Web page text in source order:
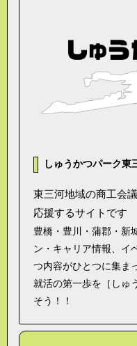
しゅうかつパーク東
東三河地域の商工会
応援するサイトです
豊橋・豊川・蒲郡・新
ン・キャリア情報、イ
つ内容がひとつに集ま
就活の第一歩を［しゅ
そう！！